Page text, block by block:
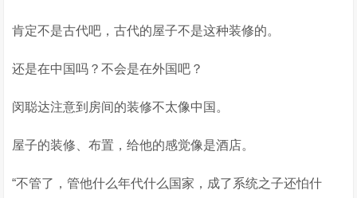
肯定不是古代吧，古代的屋子不是这种装修的。
还是在中国吗？不会是在外国吧？
闵聪达注意到房间的装修不太像中国。
屋子的装修、布置，给他的感觉像是酒店。
“不管了，管他什么年代什么国家，成了系统之子还怕什